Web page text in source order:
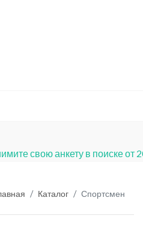
свою анкету в поиске от
Каталог Спортсмен